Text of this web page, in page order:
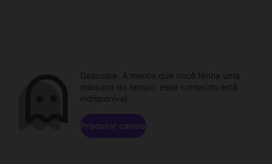
Desculpe. A menos que você tenha uma
máquina do tempo, esse conteúdo está
indisponível.
Procurar canais